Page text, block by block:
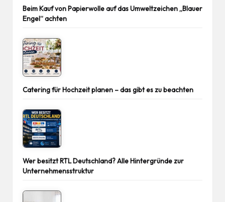
Beim Kauf von Papierwolle auf das Umweltzeichen „Blauer
Engel“ achten
Catering für Hochzeit planen – das gibt es zu beachten
Wer besitzt RTL Deutschland? Alle Hintergründe zur
Unternehmensstruktur